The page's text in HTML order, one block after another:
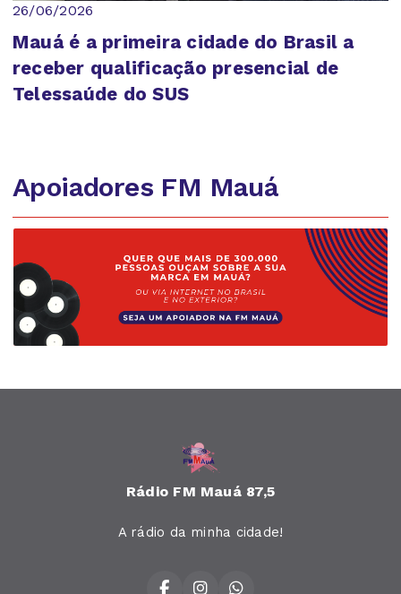
26/06/2026
Mauá é a primeira cidade do Brasil a
receber qualificação presencial de
Telessaúde do SUS
Apoiadores FM Mauá
Rádio FM Mauá 87,5
A rádio da minha cidade!